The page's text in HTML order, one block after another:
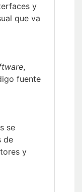
y
que va
,
fuente
se
de
y